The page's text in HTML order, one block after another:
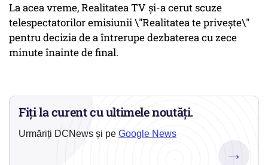
La acea vreme, Realitatea TV și-a cerut scuze
telespectatorilor emisiunii \"Realitatea te privește\"
pentru decizia de a întrerupe dezbaterea cu zece
minute înainte de final.
Fiți la curent cu ultimele noutăți.
Urmăriți DCNews și pe Google News
→